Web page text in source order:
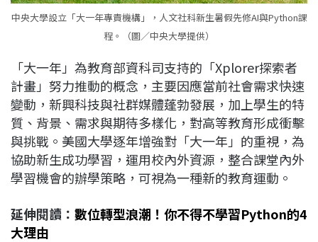
中央大學設立「大一年專責機構」，人文社科新生暑假先修AI與Python課
程。（圖／中央大學提供）
「大一年」為教育部資科司支持的「Xplorer探索者
計畫」努力推動的概念，主要因應當前社會需求快速
變動，新興科技與社群媒體蓬勃發展，加上學生的特
質、背景、需求與期待多樣化，對高等教育形成衝擊
與挑戰。美國大學逐年增強對「大一年」的重視，為
協助新生成功學習，運用校內外資源，整合課堂內外
學習機會的辦學策略，可視為一種新的教育運動。
延伸閱讀： 數位轉型浪潮！你不得不學習Python的4
大理由